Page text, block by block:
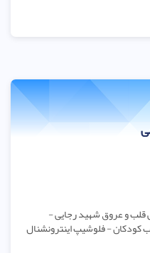
قلب و عروق شهید رجایی -
- فلوشیپ اینترونشنال